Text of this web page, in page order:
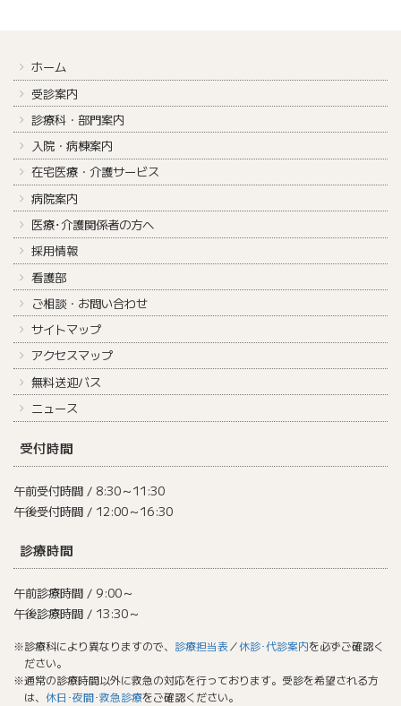
ホーム
受診案内
診療科・部門案内
入院・病棟案内
在宅医療・介護サービス
病院案内
医療･介護関係者の方へ
採用情報
看護部
ご相談・お問い合わせ
サイトマップ
アクセスマップ
無料送迎バス
ニュース
受付時間
午前受付時間 / 8:30～11:30
午後受付時間 / 12:00～16:30
診療時間
午前診療時間 / 9:00～
午後診療時間 / 13:30～
※診療科により異なりますので、 診療担当表／休診･代診案内を必ずご確認く
ださい。
※通常の診療時間以外に救急の対応を行っております。受診を希望される方
は、 休日･夜間･救急診療をご確認ください。